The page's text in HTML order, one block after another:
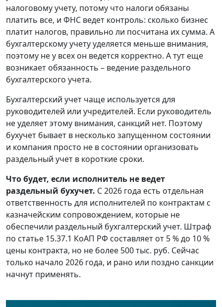
налоговому учету, потому что налоги обязаны
платить все, и ФНС ведет контроль: сколько бизнес
платит налогов, правильно ли посчитана их сумма. А
бухгалтерскому учету уделяется меньше внимания,
поэтому не у всех он ведется корректно. А тут еще
возникает обязанность – ведение раздельного
бухгалтерского учета.
Бухгалтерский учет чаще используется для
руководителей или учредителей. Если руководитель
не уделяет этому внимания, санкций нет. Поэтому
бухучет бывает в несколько запущенном состоянии
и компания просто не в состоянии организовать
раздельный учет в короткие сроки.
Что будет, если исполнитель не ведет
раздельный бухучет. С 2026 года есть отдельная
ответственность для исполнителей по контрактам с
казначейским сопровождением, которые не
обеспечили раздельный бухгалтерский учет. Штраф
по статье 15.37.1 КоАП РФ составляет от 5 % до 10 %
цены контракта, но не более 500 тыс. руб. Сейчас
только начало 2026 года, и рано или поздно санкции
начнут применять.